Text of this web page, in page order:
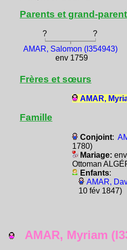
Parents et grand-
? ?
AMAR, Salomon (I354943)
env 1759
Frères et sœurs
AMAR,
Famille
Conjoint:
1780)
Mariage:
Ottoman
Enfants:
AMAR,
10 fév 1847)
AMAR, Myriam